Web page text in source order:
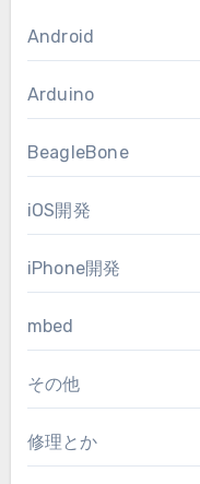
Android
Arduino
BeagleBone
iOS開発
iPhone開発
mbed
その他
修理とか